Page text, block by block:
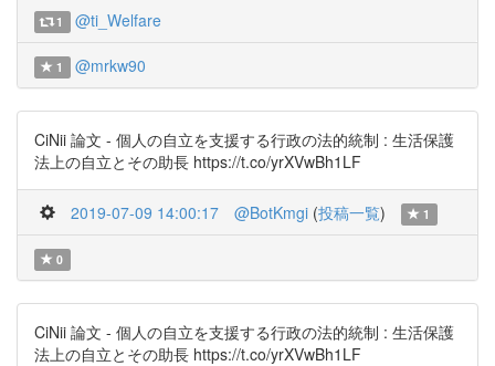
1 @ti_Welfare
1 @mrkw90
CiNii 論文 - 個人の自立を支援する行政の法的統制 : 生活保護
法上の自立とその助長 https://t.co/yrXVwBh1LF
2019-07-09 14:00:17 @BotKmgi (投稿一覧) 1
0
CiNii 論文 - 個人の自立を支援する行政の法的統制 : 生活保護
法上の自立とその助長 https://t.co/yrXVwBh1LF